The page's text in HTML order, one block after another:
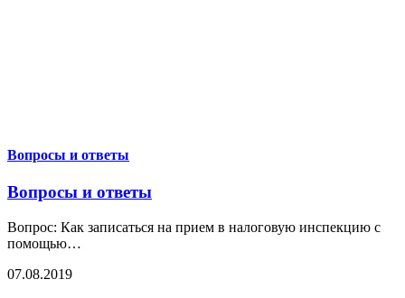
Вопросы и ответы
Вопросы и ответы
Вопрос: Как записаться на прием в налоговую инспекцию с
помощью…
07.08.2019